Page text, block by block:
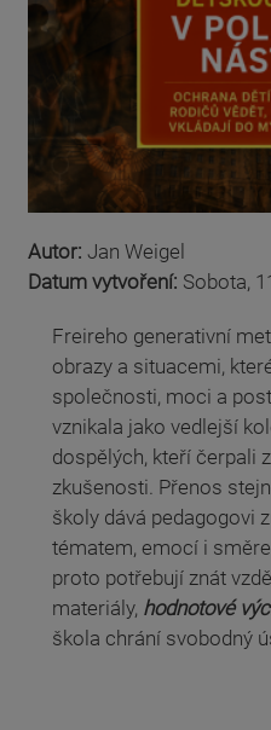
Autor: Jan Weigel
Datum vytvoření: Sobota,
Freireho generativní
obrazy a situacemi,
společnosti, moci a
vznikala jako vedlejší
dospělých, kteří čerpali
zkušenosti. Přenos
školy dává pedagogovi
tématem, emocí i
proto potřebují znát
materiály, hodnotové
škola chrání svobodný